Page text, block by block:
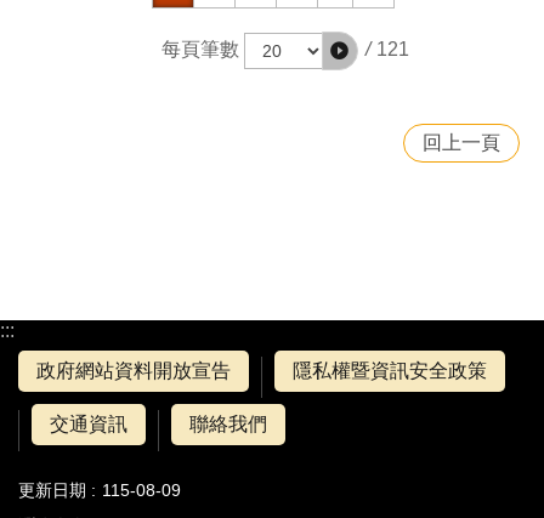
每頁筆數 / 121
回上一頁
:::
政府網站資料開放宣告
隱私權暨資訊安全政策
交通資訊 聯絡我們
更新日期
115-08-09